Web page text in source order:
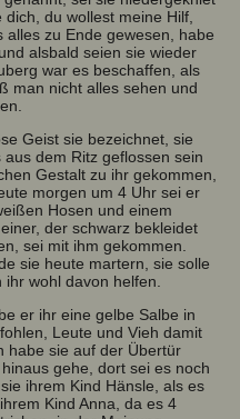
du wollest meine Hilf,
alles zu Ende gewesen, habe
alsbald seien sie wieder
war es beschaffen, als
man nicht alles sehen und
Geist sie bezeichnet, sie
dem Ritz geflossen sein
Gestalt zu ihr gekommen,
morgen um 4 Uhr sei er
Hosen und einem
der schwarz bekleidet
sei mit ihm gekommen.
sie heute martern, sie solle
wohl davon helfen.
er ihr eine gelbe Salbe in
Leute und Vieh damit
habe sie auf der Übertür
gehe, dort sei es noch
ihrem Kind Hänsle, als es
Kind Anna, da es 4